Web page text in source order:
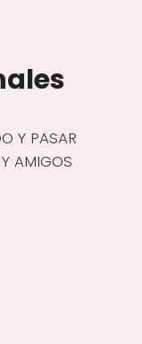
Y PASAR
AMIGOS